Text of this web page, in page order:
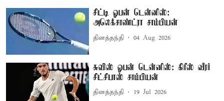
சிட்டி ஓபன் டென்னிஸ்:
அலெக்சாண்ட்ரா சாம்பியன்
தினத்தந்தி 04 Aug 2026
சுவிஸ் ஓபன் டென்னிஸ்: கிரீஸ் வீரர்
சிட்சிபாஸ் சாம்பியன்
தினத்தந்தி 19 Jul 2026